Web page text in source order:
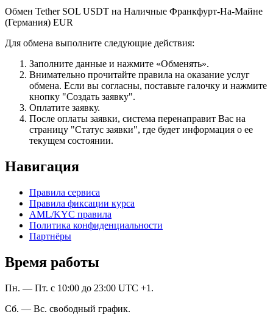
Обмен Tether SOL USDT на Наличные Франкфурт-На-Майне
(Германия) EUR
Для обмена выполните следующие действия:
Заполните данные и нажмите «Обменять».
Внимательно прочитайте правила на оказание услуг
обмена. Если вы согласны, поставьте галочку и нажмите
кнопку "Создать заявку".
Оплатите заявку.
После оплаты заявки, система перенаправит Вас на
страницу "Статус заявки", где будет информация о ее
текущем состоянии.
Навигация
Правила сервиса
Правила фиксации курса
AML/KYC правила
Политика конфиденциальности
Партнёры
Время работы
Пн. — Пт. с 10:00 до 23:00 UTC +1.
Сб. — Вс. свободный график.